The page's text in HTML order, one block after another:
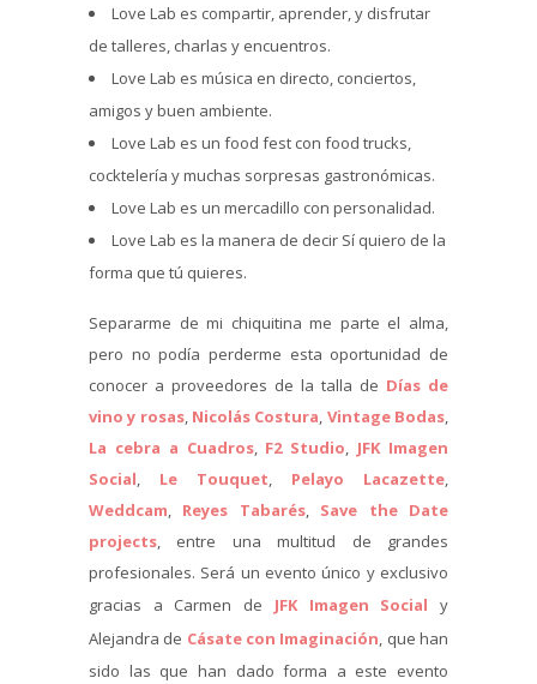
Love Lab es compartir, aprender, y disfrutar
de talleres, charlas y encuentros.
Love Lab es música en directo, conciertos,
amigos y buen ambiente.
Love Lab es un food fest con food trucks,
cocktelería y muchas sorpresas gastronómicas.
Love Lab es un mercadillo con personalidad.
Love Lab es la manera de decir Sí quiero de la
forma que tú quieres.
Separarme de mi chiquitina me parte el alma,
pero no podía perderme esta oportunidad de
conocer a proveedores de la talla de Días de
vino y rosas, Nicolás Costura, Vintage Bodas,
La cebra a Cuadros, F2 Studio, JFK Imagen
Social, Le Touquet, Pelayo Lacazette,
Weddcam, Reyes Tabarés, Save the Date
projects, entre una multitud de grandes
profesionales. Será un evento único y exclusivo
gracias a Carmen de JFK Imagen Social y
Alejandra de Cásate con Imaginación, que han
sido las que han dado forma a este evento